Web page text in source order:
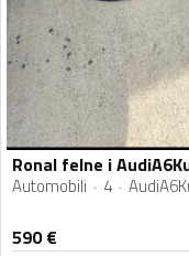
Automobili 4
590€